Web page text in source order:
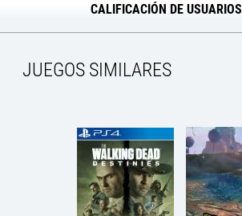
CALIFICACIÓN DE USUARIOS
JUEGOS SIMILARES